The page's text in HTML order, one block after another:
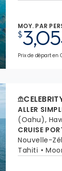
MOY. PAR
$
Prix de départ en
ALLER
(Oahu),
CRUISE
Nouvelle-
Tahiti